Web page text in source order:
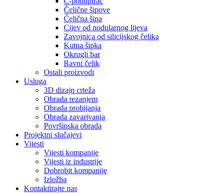
Čelične šipove
Čelična šina
Cijev od nodularnog lijeva
Zavojnica od silicijskog čelika
Kutna šipka
Okrugli bar
Ravni čelik
Ostali proizvodi
Usluga
3D dizajn crteža
Obrada rezanjem
Obrada probijanja
Obrada zavarivanja
Površinska obrada
Projektni slučajevi
Vijesti
Vijesti kompanije
Vijesti iz industrije
Dobrobit kompanije
Izložba
Kontaktirajte nas